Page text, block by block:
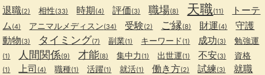
退職(2) 相性(33) 時期(4) 評価(3) 職場(8) 天職(11)
トーテ
ム (4) アニマルメディスン(34) 受験(2) ご縁(8) 財運(4)
守護
動物(3) タイミング(7) 副業(1) キーワード (1) 成功(3) 勉強運
(1) 人間関係(9) 才能(8) 集中力 (1) 出世運(1) 不安(3) 資格
(1) 上司 (4) 職種(1) 活躍(1) 就活(1) 働き方(2) 試練(3) 就職